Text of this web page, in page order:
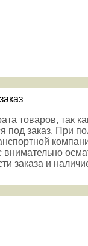
товаров, так
под заказ. При
заказа и